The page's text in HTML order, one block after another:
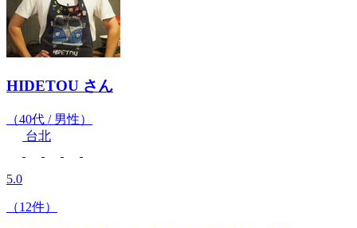
HIDETOU さん
（40代 / 男性）
台北
5.0
（12件）